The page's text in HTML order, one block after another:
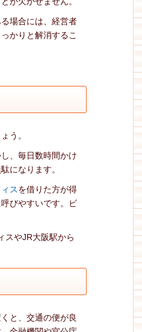
場合には、経営者
かりと解消するこ
う。
、毎日数時間かけ
になります。
スを借りた方が得
びやすいです。ビ
スやJR大阪駅から
と、交通の便が良